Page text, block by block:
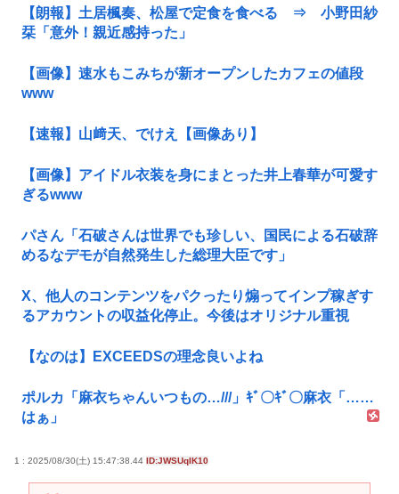
【朗報】土居楓奏、松屋で定食を食べる ⇒ 小野田紗
栞「意外！親近感持った」
【画像】速水もこみちが新オープンしたカフェの値段
www
【速報】山﨑天、でけえ【画像あり】
【画像】アイドル衣装を身にまとった井上春華が可愛す
ぎるwww
パさん「石破さんは世界でも珍しい、国民による石破辞
めるなデモが自然発生した総理大臣です」
X、他人のコンテンツをパクったり煽ってインプ稼ぎす
るアカウントの収益化停止。今後はオリジナル重視
【なのは】EXCEEDSの理念良いよね
ポルカ「麻衣ちゃんいつもの…///」ｷﾞ〇ｷﾞ〇麻衣「……
はぁ」
1 : 2025/08/30(土) 15:47:38.44 ID:JWSUqIK10